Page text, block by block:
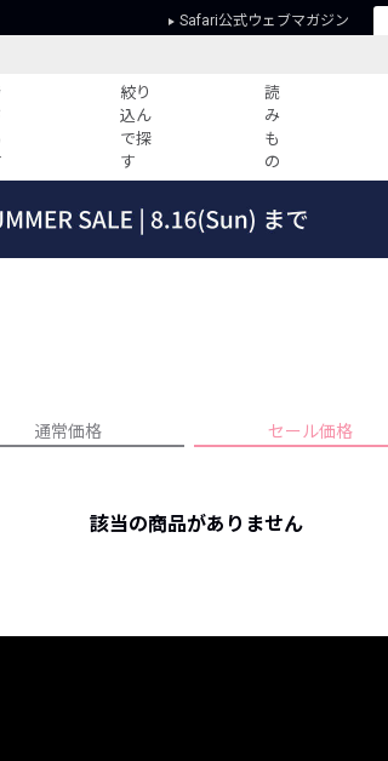
Safari公式ウェブマガジン
絞り
込ん
で探
す
読
み
も
の
事
ランキング
ブランド
プライバシーポリシー
通常価格 セール価格
該当の商品がありません